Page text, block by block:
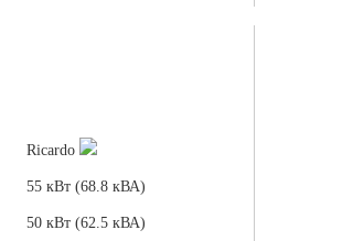
Ricardo
55 кВт (68.8 кВА)
50 кВт (62.5 кВА)